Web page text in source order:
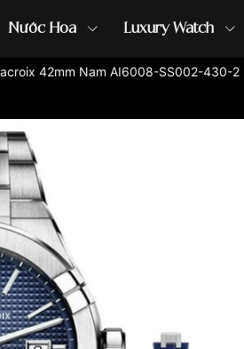
Nước Hoa Luxury Watch
hồ casio đồng hồ G-Shock đồng hồ Orient
42mm Nam AI6008-SS002-430-2